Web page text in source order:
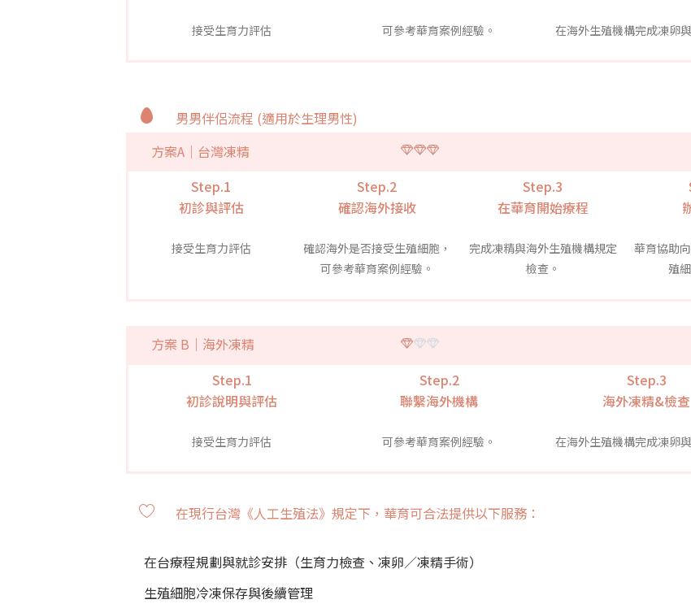
接受生育力評估 可參考華育案例經驗。 在海外生殖機構完成凍卵
男男伴侶流程 (適用於生理男性)
方案A｜台灣凍精
Step.1
初診與評估
接受生育力評估
Step.2
確認海外接收
確認海外是否接受生殖細胞，
可參考華育案例經驗。
Step.3
在華育開始療程
完成凍精與海外生殖機構規定
檢查。
華育協助
殖
方案 B｜海外凍精
Step.1
初診說明與評估
接受生育力評估
Step.2
聯繫海外機構
可參考華育案例經驗。
Step.3
海外凍精&檢查
在海外生殖機構完成凍卵
在現行台灣《人工生殖法》規定下，華育可合法提供以下服務：
在台療程規劃與就診安排（生育力檢查、凍卵／凍精手術）
生殖細胞冷凍保存與後續管理